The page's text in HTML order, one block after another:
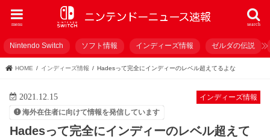
search
menu
Nintendo Switch ソフト情報 インディーズ情報 ゼルダの伝説
HOME インディーズ情報 Hadesって完全にインディーのレベル超えてるよな
インディーズ情報
2021.12.15
海外在住者に向けて情報を発信しています
Hadesって完全にインディーのレベル超えて